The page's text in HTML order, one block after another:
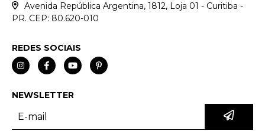
Avenida República Argentina, 1812, Loja 01 - Curitiba -
PR. CEP: 80.620-010
REDES SOCIAIS
NEWSLETTER